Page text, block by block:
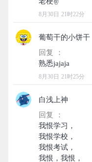
8月30日 21时22分
葡萄干的小饼干
回复 ：
8月30日 21时25分
白浅上神
回复 ：
我恨学习，
我恨学校，
我恨考试，
我恨，我恨，